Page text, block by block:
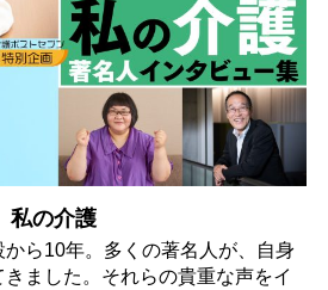
私の介護
ら10年。多くの著名人が、自身
ました。それらの貴重な声をイ